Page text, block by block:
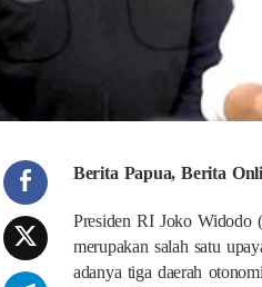
Berita Papua, Berita
Presiden RI Joko Widodo
merupakan salah satu
adanya tiga daerah